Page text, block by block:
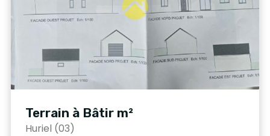
Terrain à Bâtir m²
Huriel (03)